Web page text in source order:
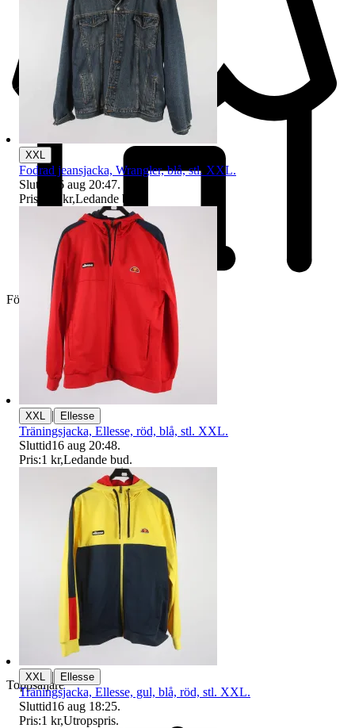
Företag
Toppsäljare
XXL
Fodrad jeansjacka, Wrangler, blå, stl. XXL.
Sluttid
16 aug 20:47.
Pris:
115 kr,Ledande bud
XXL | Ellesse
Träningsjacka, Ellesse, röd, blå, stl. XXL.
Sluttid16 aug 20:48.
Pris:1 kr,Ledande bud.
XXL | Ellesse
Träningsjacka, Ellesse, gul, blå, röd, stl. XXL.
Sluttid16 aug 18:25.
Pris:1 kr,Utropspris.